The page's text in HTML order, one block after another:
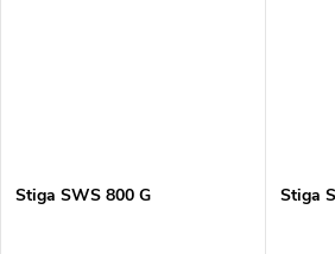
Stiga SWS 800 G Stiga